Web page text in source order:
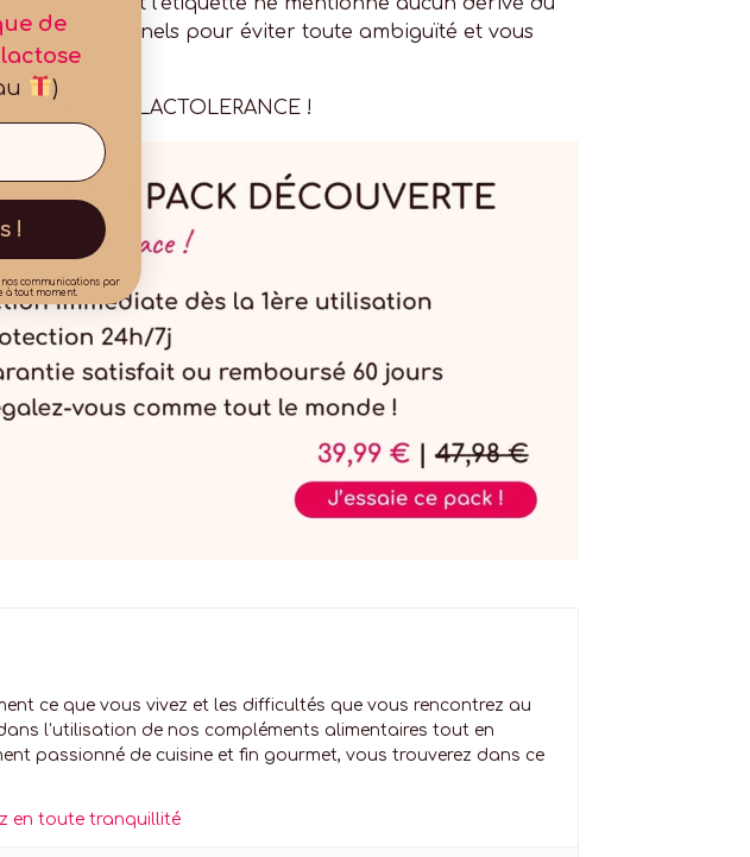
professionnels pour éviter toute ambiguïté et vous
avec LACTOLERANCE !
ce que vous vivez et les difficultés que vous rencontrez au
l’utilisation de nos compléments alimentaires tout en
passionné de cuisine et fin gourmet, vous trouverez dans ce
en toute tranquillité
de
)
!
nos communications par
à tout moment.